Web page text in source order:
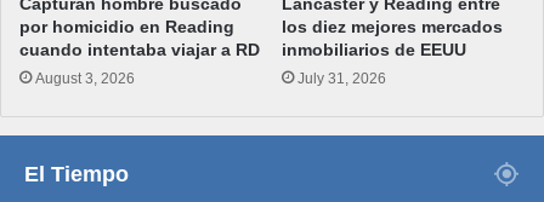
Capturan hombre buscado
por homicidio en Reading
cuando intentaba viajar a RD
August 3, 2026
Lancaster y Reading entre
los diez mejores mercados
inmobiliarios de EEUU
July 31, 2026
El Tiempo